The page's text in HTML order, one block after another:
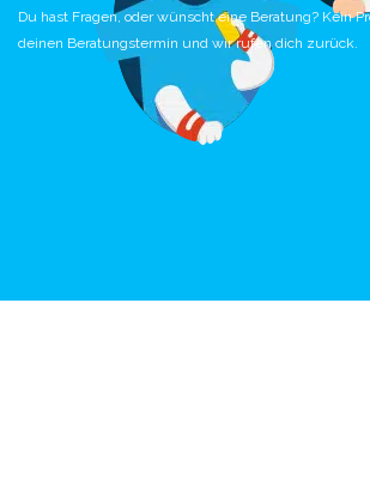
Du hast Fragen, oder wünscht eine Beratung? Kein
deinen Beratungstermin und wir rufen dich zurück.